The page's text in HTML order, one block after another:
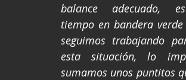
balance adecuado,
tiempo en bandera
seguimos trabajando
esta situación, lo
sumamos unos puntitos